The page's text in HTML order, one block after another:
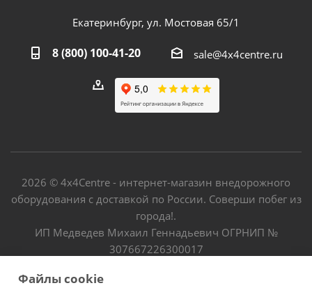
Екатеринбург, ул. Мостовая 65/1
8 (800) 100-41-20 sale@4x4centre.ru
2026 © 4х4Centre - интернет-магазин внедорожного
оборудования с доставкой по России. Соверши побег из
города!.
ИП Медведев Михаил Геннадьевич ОГРНИП №
307667226300017
Файлы cookie